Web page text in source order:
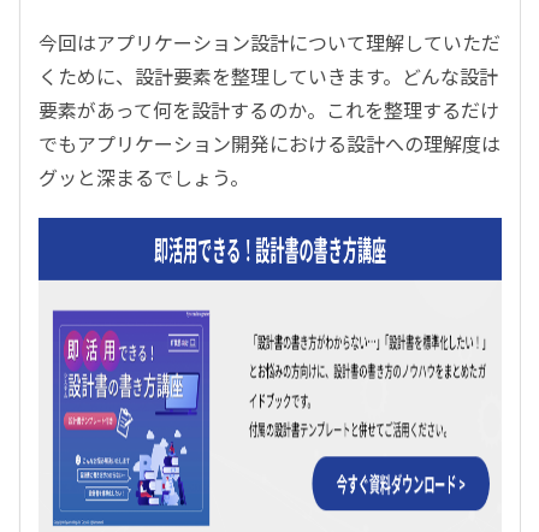
今回はアプリケーション設計について理解していただ
くために、設計要素を整理していきます。どんな設計
要素があって何を設計するのか。これを整理するだけ
でもアプリケーション開発における設計への理解度は
グッと深まるでしょう。